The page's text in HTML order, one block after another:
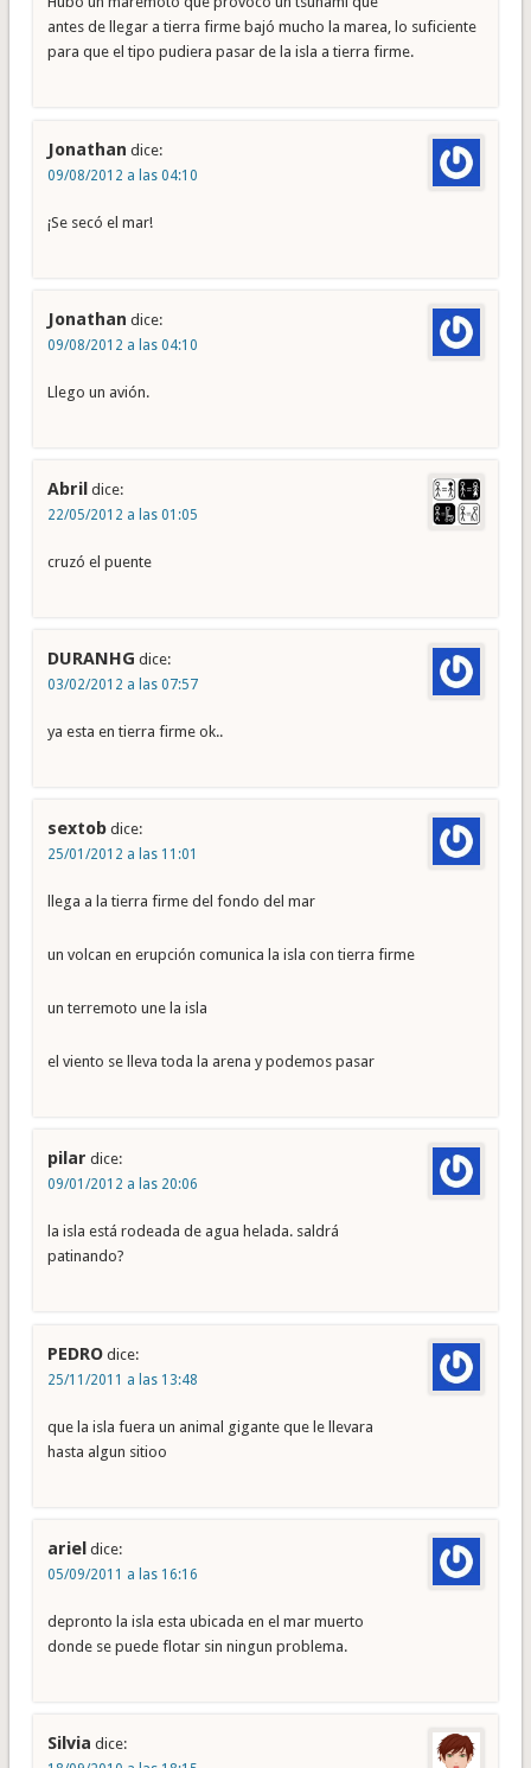
antes de llegar a tierra firme bajó mucho la marea, lo suficiente
para que el tipo pudiera pasar de la isla a tierra firme.
Jonathan dice:
09/08/2012 a las 04:10
¡Se secó el mar!
Jonathan dice:
09/08/2012 a las 04:10
Llego un avión.
Abril dice:
22/05/2012 a las 01:05
cruzó el puente
DURANHG dice:
03/02/2012 a las 07:57
ya esta en tierra firme ok..
sextob dice:
25/01/2012 a las 11:01
llega a la tierra firme del fondo del mar
un volcan en erupción comunica la isla con tierra firme
un terremoto une la isla
el viento se lleva toda la arena y podemos pasar
pilar dice:
09/01/2012 a las 20:06
la isla está rodeada de agua helada. saldrá
patinando?
PEDRO dice:
25/11/2011 a las 13:48
que la isla fuera un animal gigante que le llevara
hasta algun sitioo
ariel dice:
05/09/2011 a las 16:16
depronto la isla esta ubicada en el mar muerto
donde se puede flotar sin ningun problema.
Silvia dice: